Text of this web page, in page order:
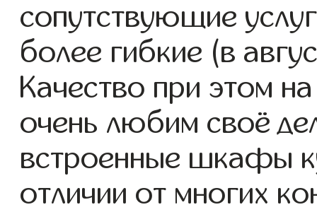
сопутствующие
более гибкие (в
Качество при этом
очень любим своё
встроенные шкафы
отличии от многих